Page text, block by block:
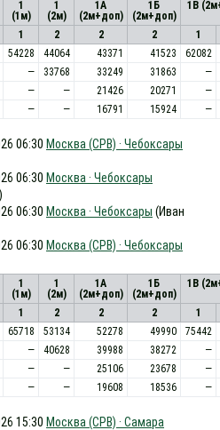
1
(1м)
1
(2м)
1А
(2м+доп)
1Б
(2м+доп)
1В
1 2 2 2
1
54228 44064 43371 41523
62082
— 33768 33249 31863
—
— — 21426 20271
—
— — 16791 15924 —
06:30 Москва (СРВ) · Чебоксары
06:30 Москва · Чебоксары
06:30 Москва · Чебоксары (Иван
06:30 Москва (СРВ) · Чебоксары
1
(1м)
1
(2м)
1А
(2м+доп)
1Б
(2м+доп)
1В
1 2 2 2
1
65718 53134 52278 49990
75442
— 40628 39988 38272
—
— — 25106 23678
—
— — 19608 18536 —
15:30 Москва (СРВ) · Самара